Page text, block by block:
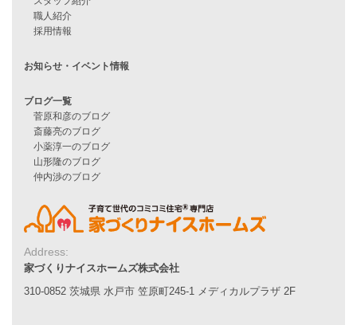
自由設計注文住宅
ハピネスシリーズ
Sシリーズ
家づくりナイスホームズの家づくり
エコハウス
耐震性能
家づくりの流れ
7つのポイント
平屋をお考えの方へ
二世帯住宅をお考えの方へ
リフォームをお考えの方へ
施工事例一覧
Address:
家づくりナイスホームズ株式会社
310-0852 茨城県 水戸市 笠原町245-1 メディカルプラザ 2F